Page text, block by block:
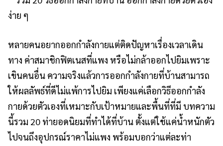
หลายคนอยากออกกำลังกายแต่ติดปัญหาเรื่องเวลาเดิน
ทาง ค่าสมาชิกฟิตเนสที่แพง หรือไม่กล้าออกไปยิมเพราะ
เขินคนอื่น ความจริงแล้วการออกกำลังกายที่บ้านสามารถ
ให้ผลลัพธ์ที่ดีไม่แพ้การไปยิม เพียงแค่เลือกวิธีออกกำลัง
กายด้วยตัวเองที่เหมาะกับเป้าหมายและพื้นที่ที่มี บทความ
นี้รวม 20 ท่ายอดนิยมที่ทำได้ที่บ้าน ตั้งแต่ใช้แค่น้ำหนักตัว
ไปจนถึงอุปกรณ์ราคาไม่แพง พร้อมบอกว่าแต่ละท่า